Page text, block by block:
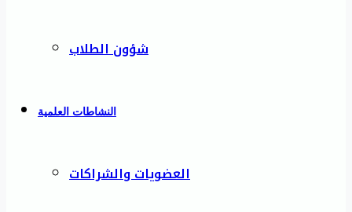
شؤون الطلاب
النشاطات العلمية
العضويات والشراكات